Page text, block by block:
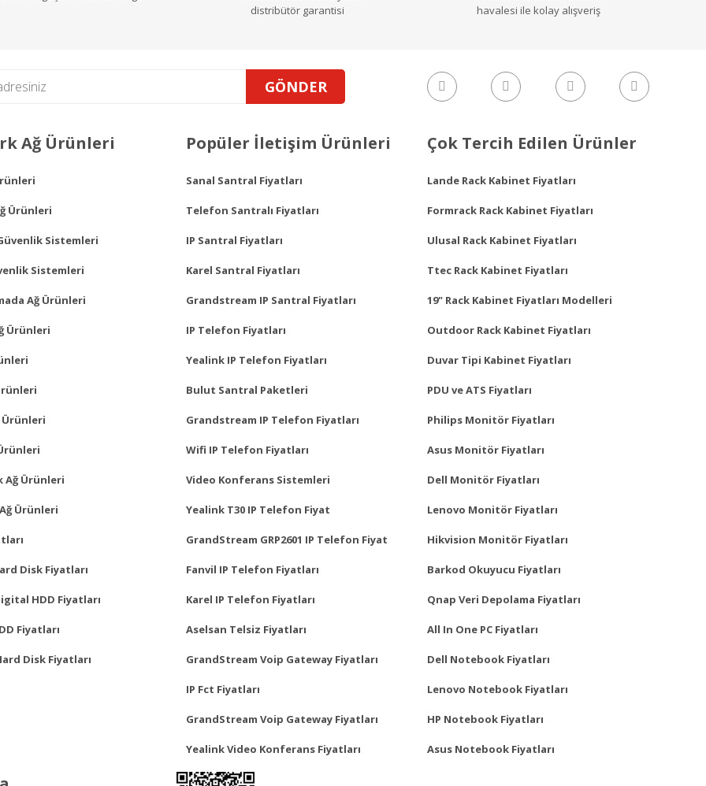
distribütör garantisi
havalesi ile kolay alışveriş
GÖNDER
Ağ Ürünleri
Ürünleri
Sistemleri
Sistemleri
Ağ Ürünleri
Ürünleri
Ürünleri
Ağ Ürünleri
Ürünleri
Disk Fiyatları
HDD Fiyatları
Fiyatları
Disk Fiyatları
Popüler İletişim Ürünleri
Sanal Santral Fiyatları
Telefon Santralı Fiyatları
IP Santral Fiyatları
Karel Santral Fiyatları
Grandstream IP Santral Fiyatları
IP Telefon Fiyatları
Yealink IP Telefon Fiyatları
Bulut Santral Paketleri
Grandstream IP Telefon Fiyatları
Wifi IP Telefon Fiyatları
Video Konferans Sistemleri
Yealink T30 IP Telefon Fiyat
GrandStream GRP2601 IP Telefon Fiyat
Fanvil IP Telefon Fiyatları
Karel IP Telefon Fiyatları
Aselsan Telsiz Fiyatları
GrandStream Voip Gateway Fiyatları
IP Fct Fiyatları
GrandStream Voip Gateway Fiyatları
Yealink Video Konferans Fiyatları
Çok Tercih Edilen Ürünler
Lande Rack Kabinet Fiyatları
Formrack Rack Kabinet Fiyatları
Ulusal Rack Kabinet Fiyatları
Ttec Rack Kabinet Fiyatları
19" Rack Kabinet Fiyatları Modelleri
Outdoor Rack Kabinet Fiyatları
Duvar Tipi Kabinet Fiyatları
PDU ve ATS Fiyatları
Philips Monitör Fiyatları
Asus Monitör Fiyatları
Dell Monitör Fiyatları
Lenovo Monitör Fiyatları
Hikvision Monitör Fiyatları
Barkod Okuyucu Fiyatları
Qnap Veri Depolama Fiyatları
All In One PC Fiyatları
Dell Notebook Fiyatları
Lenovo Notebook Fiyatları
HP Notebook Fiyatları
Asus Notebook Fiyatları